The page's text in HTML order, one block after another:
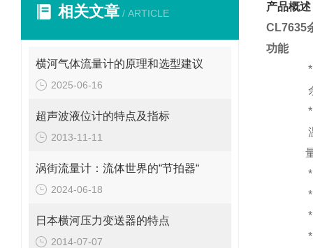
相关文章 / ARTICLE
横河气体流量计的原理和选型建议
2025-06-16
超声波液位计的特点及指标
2013-11-11
涡街流量计：流体世界的“节拍器“
2024-06-18
日本横河压力变送器的特点
2014-07-07
产品概述
CL7635
功能